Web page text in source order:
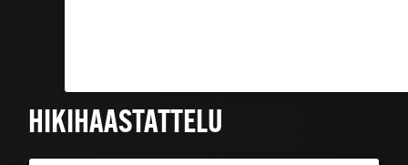
HIKIHAASTATTELU